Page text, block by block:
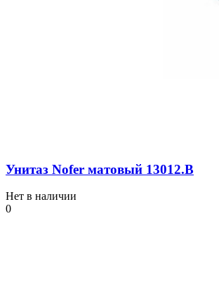
Унитаз Nofer матовый 13012.В
Нет в наличии
0